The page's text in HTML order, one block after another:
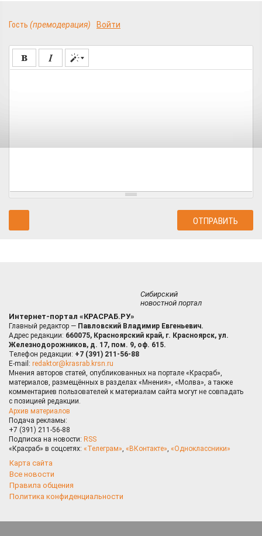
Гость (премодерация) Войти
Сибирский
новостной портал
Интернет-портал «КРАСРАБ.РУ»
Главный редактор — Павловский Владимир Евгеньевич.
Адрес редакции: 660075, Красноярский край, г. Красноярск, ул.
Железнодорожников, д. 17, пом. 9, оф. 615.
Телефон редакции: +7 (391) 211-56-88
E-mail: redaktor@krasrab.krsn.ru
Мнения авторов статей, опубликованных на портале «Красраб»,
материалов, размещённых в разделах «Мнения», «Молва», а также
комментариев пользователей к материалам сайта могут не совпадать
с позицией редакции.
Архив материалов
Подача рекламы:
+7 (391) 211-56-88
Подписка на новости: RSS
«Красраб» в соцсетях: «Телеграм», «ВКонтакте», «Одноклассники»
Карта сайта
Все новости
Правила общения
Политика конфиденциальности